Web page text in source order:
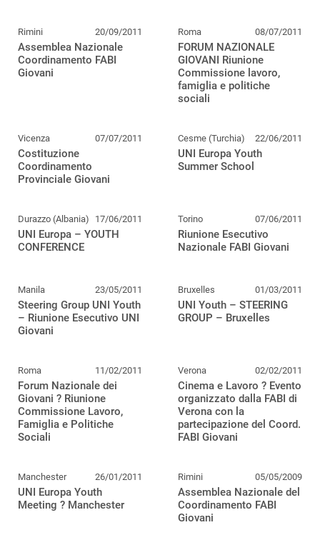
Rimini 20/09/2011
Assemblea Nazionale
Coordinamento FABI
Giovani
Roma 08/07/2011
FORUM NAZIONALE
GIOVANI Riunione
Commissione lavoro,
famiglia e politiche
sociali
Vicenza 07/07/2011
Costituzione
Coordinamento
Provinciale Giovani
Cesme (Turchia) 22/06/2011
UNI Europa Youth
Summer School
Durazzo (Albania) 17/06/2011
UNI Europa – YOUTH
CONFERENCE
Torino 07/06/2011
Riunione Esecutivo
Nazionale FABI Giovani
Manila 23/05/2011
Steering Group UNI Youth
– Riunione Esecutivo UNI
Giovani
Bruxelles 01/03/2011
UNI Youth – STEERING
GROUP – Bruxelles
Roma 11/02/2011
Forum Nazionale dei
Giovani ? Riunione
Commissione Lavoro,
Famiglia e Politiche
Sociali
Verona 02/02/2011
Cinema e Lavoro ? Evento
organizzato dalla FABI di
Verona con la
partecipazione del Coord.
FABI Giovani
Manchester 26/01/2011
UNI Europa Youth
Meeting ? Manchester
Rimini 05/05/2009
Assemblea Nazionale del
Coordinamento FABI
Giovani